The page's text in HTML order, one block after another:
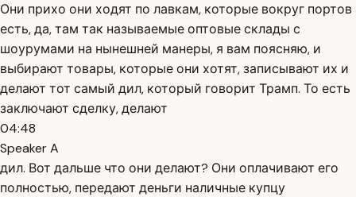
Они прихо они ходят по лавкам, которые вокруг портов
есть, да, там так называемые оптовые склады с
шоурумами на нынешней манеры, я вам поясняю, и
выбирают товары, которые они хотят, записывают их и
делают тот самый дил, который говорит Трамп. То есть
заключают сделку, делают
04:48
Speaker A
дил. Вот дальше что они делают? Они оплачивают его
полностью, передают деньги наличные купцу